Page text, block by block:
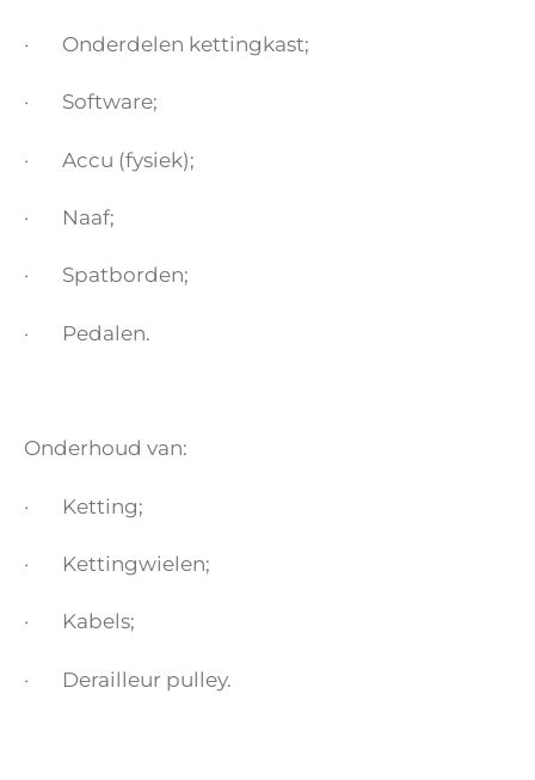
· Onderdelen kettingkast;
· Software;
· Accu (fysiek);
· Naaf;
· Spatborden;
· Pedalen.
Onderhoud van:
· Ketting;
· Kettingwielen;
· Kabels;
· Derailleur pulley.